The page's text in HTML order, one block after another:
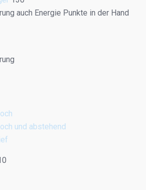
auch Energie Punkte in der Hand
und abstehend